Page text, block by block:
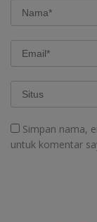
Simpan nama,
untuk komentar